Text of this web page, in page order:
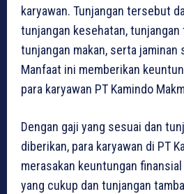
karyawan. Tunjangan tersebut
tunjangan kesehatan,
tunjangan makan, serta jaminan
Manfaat ini memberikan
para karyawan PT Kamindo
Dengan gaji yang sesuai dan
diberikan, para karyawan di PT
merasakan keuntungan finansial
yang cukup dan tunjangan